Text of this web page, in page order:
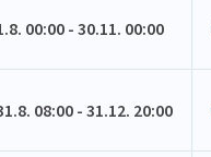
00:00 - 30.11. 00:00
08:00 - 31.12. 20:00